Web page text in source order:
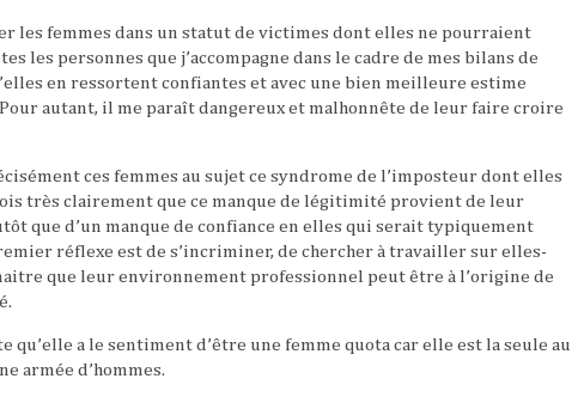
les femmes dans un statut de victimes dont elles ne pourraient
les personnes que j’accompagne dans le cadre de mes bilans de
en ressortent confiantes et avec une bien meilleure estime
Pour autant, il me paraît dangereux et malhonnête de leur faire croire
ces femmes au sujet ce syndrome de l’imposteur dont elles
très clairement que ce manque de légitimité provient de leur
que d’un manque de confiance en elles qui serait typiquement
réflexe est de s’incriminer, de chercher à travailler sur elles-
que leur environnement professionnel peut être à l’origine de
qu’elle a le sentiment d’être une femme quota car elle est la seule au
armée d’hommes.